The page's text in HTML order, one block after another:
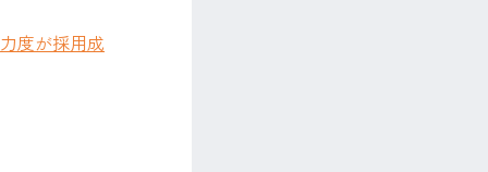
度が採用成